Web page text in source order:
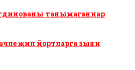
танымаганнар
җил йортларга зыян